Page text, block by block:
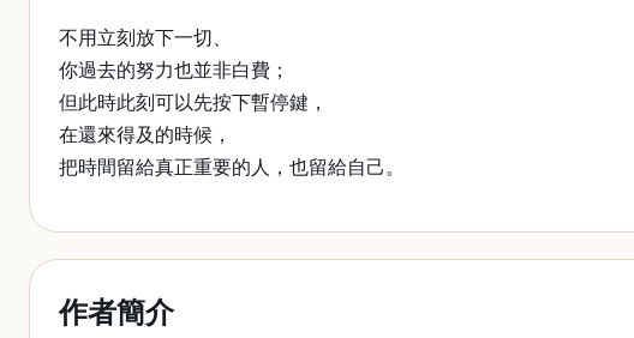
不用立刻放下一切、
你過去的努力也並非白費；
但此時此刻可以先按下暫停鍵，
在還來得及的時候，
把時間留給真正重要的人，也留給自己。
作者簡介